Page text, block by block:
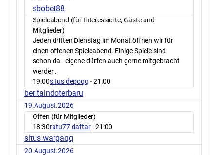
sbobet88
Spieleabend (für Interessierte, Gäste und
Mitglieder)
Jeden dritten Dienstag im Monat öffnen wir für
einen offenen Spieleabend. Einige Spiele sind
schon da - eigene dürfen auch gerne mitgebracht
werden.
19:00situs depoqq - 21:00
beritaindoterbaru
19.August.2026
Offen (für Mitglieder)
18:30ratu77 daftar- 21:00
situs wargaqq
20.August.2026